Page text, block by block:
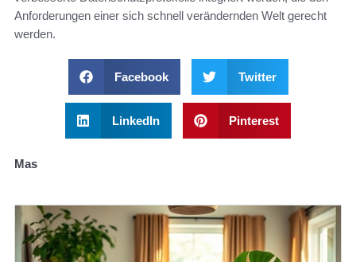
Anforderungen einer sich schnell verändernden Welt gerecht
werden.
Facebook Twitter
LinkedIn Pinterest
Mas